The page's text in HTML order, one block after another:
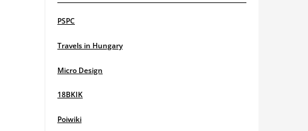
PSPC
Travels in Hungary
Micro Design
18BKIK
Poiwiki